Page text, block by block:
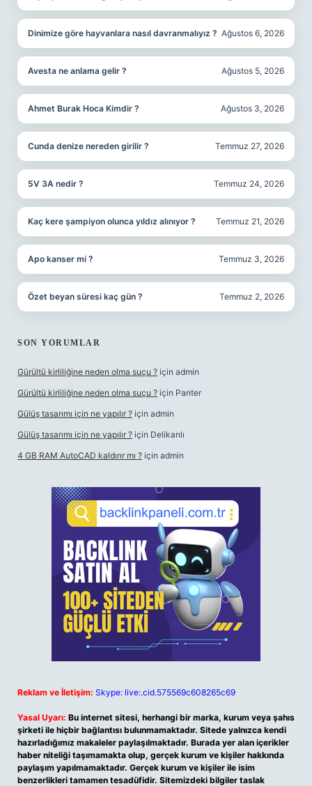
Dinimize göre hayvanlara nasıl davranmalıyız ? Ağustos 6, 2026
Avesta ne anlama gelir ? Ağustos 5, 2026
Ahmet Burak Hoca Kimdir ? Ağustos 3, 2026
Cunda denize nereden girilir ? Temmuz 27, 2026
5V 3A nedir ? Temmuz 24, 2026
Kaç kere şampiyon olunca yıldız alınıyor ? Temmuz 21, 2026
Apo kanser mi ? Temmuz 3, 2026
Özet beyan süresi kaç gün ? Temmuz 2, 2026
SON YORUMLAR
Gürültü kirliliğine neden olma suçu ? için admin
Gürültü kirliliğine neden olma suçu ? için Panter
Gülüş tasarımı için ne yapılır ? için admin
Gülüş tasarımı için ne yapılır ? için Delikanlı
4 GB RAM AutoCAD kaldırır mı ? için admin
Reklam ve İletişim: Skype: live:.cid.575569c608265c69
Yasal Uyarı: Bu internet sitesi, herhangi bir marka, kurum veya şahıs
şirketi ile hiçbir bağlantısı bulunmamaktadır. Sitede yalnızca kendi
hazırladığımız makaleler paylaşılmaktadır. Burada yer alan içerikler
haber niteliği taşımamakta olup, gerçek kurum ve kişiler hakkında
paylaşım yapılmamaktadır. Gerçek kurum ve kişiler ile isim
benzerlikleri tamamen tesadüfidir. Sitemizdeki bilgiler taslak